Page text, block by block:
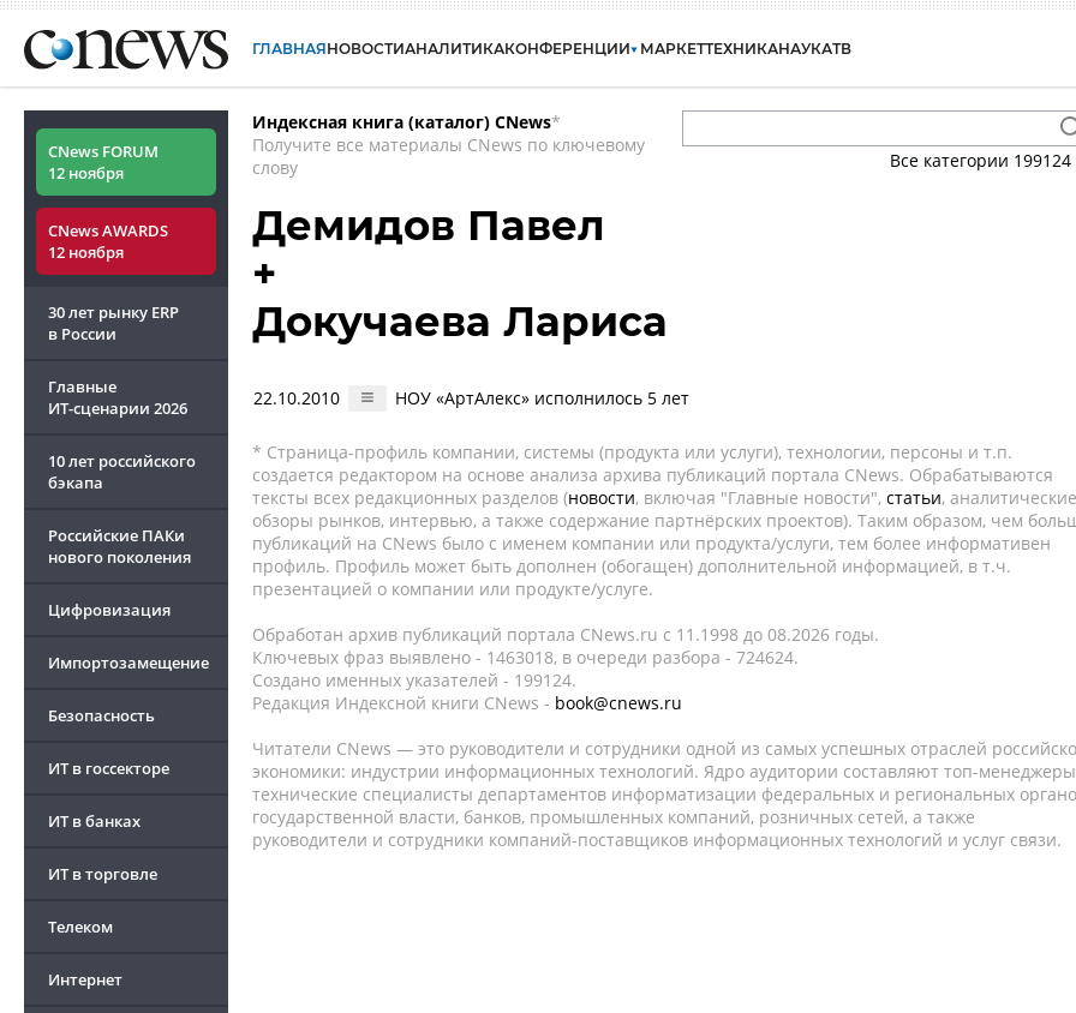
ГЛАВНАЯНОВОСТИАНАЛИТИКАКОНФЕРЕНЦИИ МАРКЕТТЕХНИКАНАУКАТВ
CNews FORUM
12 ноября
CNews AWARDS
12 ноября
30 лет рынку ERP
в России
Главные
ИТ-сценарии 2026
10 лет российского
бэкапа
Российские ПАКи
нового поколения
Цифровизация
Импортозамещение
Безопасность
ИТ в госсекторе
ИТ в банках
ИТ в торговле
Телеком
Интернет
Индексная книга (каталог) CNews*
Получите все материалы CNews по ключевому
слову
Все категории 199124
Демидов Павел
+
Докучаева Лариса
22.10.2010 НОУ «АртАлекс» исполнилось 5 лет
* Страница-профиль компании, системы (продукта или услуги), технологии, персоны и т.п.
создается редактором на основе анализа архива публикаций портала CNews. Обрабатываются
тексты всех редакционных разделов (новости, включая "Главные новости", статьи, аналитические
обзоры рынков, интервью, а также содержание партнёрских проектов). Таким образом, чем
публикаций на CNews было с именем компании или продукта/услуги, тем более информативен
профиль. Профиль может быть дополнен (обогащен) дополнительной информацией, в т.ч.
презентацией о компании или продукте/услуге.
Обработан архив публикаций портала CNews.ru c 11.1998 до 08.2026 годы.
Ключевых фраз выявлено - 1463018, в очереди разбора - 724624.
Создано именных указателей - 199124.
Редакция Индексной книги CNews - book@cnews.ru
Читатели CNews — это руководители и сотрудники одной из самых успешных отраслей
экономики: индустрии информационных технологий. Ядро аудитории составляют топ-
технические специалисты департаментов информатизации федеральных и региональных
государственной власти, банков, промышленных компаний, розничных сетей, а также
руководители и сотрудники компаний-поставщиков информационных технологий и услуг связи.